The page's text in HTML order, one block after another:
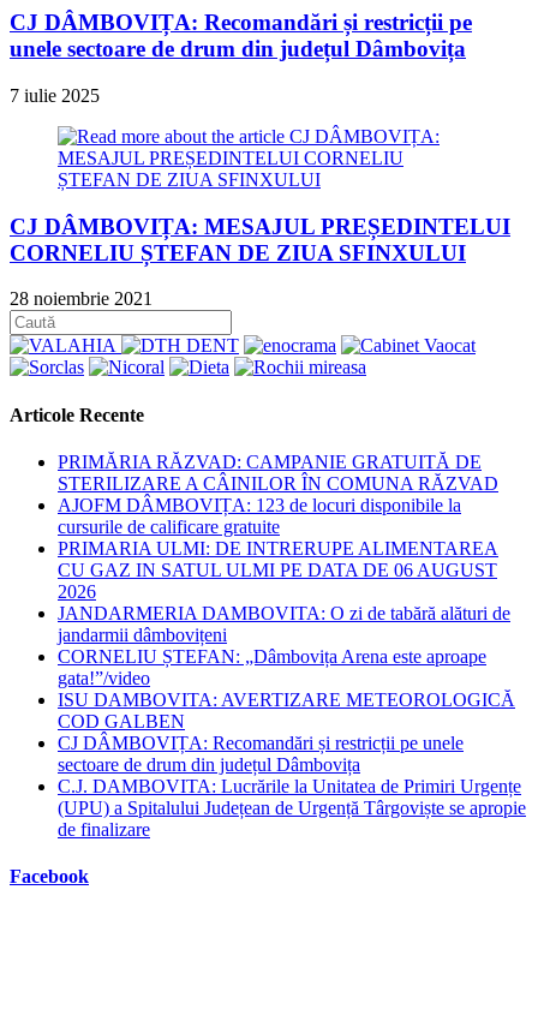
CJ DÂMBOVIȚA: Recomandări și restricții pe
unele sectoare de drum din județul Dâmbovița
7 iulie 2025
CJ DÂMBOVIȚA: MESAJUL PREȘEDINTELUI
CORNELIU ȘTEFAN DE ZIUA SFINXULUI
28 noiembrie 2021
Articole Recente
PRIMĂRIA RĂZVAD: CAMPANIE GRATUITĂ DE
STERILIZARE A CÂINILOR ÎN COMUNA RĂZVAD
AJOFM DÂMBOVIȚA: 123 de locuri disponibile la
cursurile de calificare gratuite
PRIMARIA ULMI: DE INTRERUPE ALIMENTAREA
CU GAZ IN SATUL ULMI PE DATA DE 06 AUGUST
2026
JANDARMERIA DAMBOVITA: O zi de tabără alături de
jandarmii dâmbovițeni
CORNELIU ȘTEFAN: „Dâmbovița Arena este aproape
gata!”/video
ISU DAMBOVITA: AVERTIZARE METEOROLOGICĂ
COD GALBEN
CJ DÂMBOVIȚA: Recomandări și restricții pe unele
sectoare de drum din județul Dâmbovița
C.J. DAMBOVITA: Lucrările la Unitatea de Primiri Urgențe
(UPU) a Spitalului Județean de Urgență Târgoviște se apropie
de finalizare
Facebook